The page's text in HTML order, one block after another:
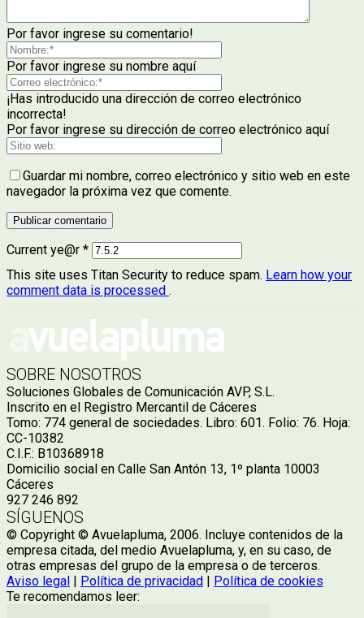
Por favor ingrese su comentario!
Por favor ingrese su nombre aquí
¡Has introducido una dirección de correo electrónico
incorrecta!
Por favor ingrese su dirección de correo electrónico aquí
Guardar mi nombre, correo electrónico y sitio web en este
navegador la próxima vez que comente.
Current ye@r *
This site uses Titan Security to reduce spam. Learn how your
comment data is processed .
SOBRE NOSOTROS
Soluciones Globales de Comunicación AVP, S.L.
Inscrito en el Registro Mercantil de Cáceres
Tomo: 774 general de sociedades. Libro: 601. Folio: 76. Hoja:
CC-10382
C.I.F.: B10368918
Domicilio social en Calle San Antón 13, 1º planta 10003
Cáceres
927 246 892
SÍGUENOS
© Copyright © Avuelapluma, 2006. Incluye contenidos de la
empresa citada, del medio Avuelapluma, y, en su caso, de
otras empresas del grupo de la empresa o de terceros.
Aviso legal
Política de privacidad
Política de cookies
Te recomendamos leer: